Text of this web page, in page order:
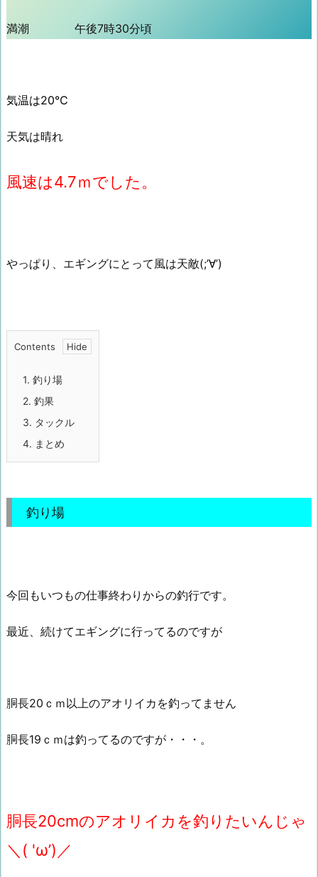
満潮 午後7時30分頃
気温は20℃
天気は晴れ
風速は4.7ｍでした。
やっぱり、エギングにとって風は天敵(;’∀’)
Contents
1. 釣り場
2. 釣果
3. タックル
4. まとめ
釣り場
今回もいつもの仕事終わりからの釣行です。
最近、続けてエギングに行ってるのですが
胴長20ｃｍ以上のアオリイカを釣ってません
胴長19ｃｍは釣ってるのですが・・・。
胴長20cmのアオリイカを釣りたいんじゃ
＼( 'ω’)／